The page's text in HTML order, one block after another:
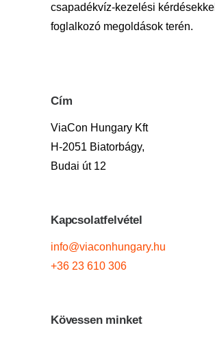
csapadékvíz-kezelési kérdésekkel
foglalkozó megoldások terén.
Cím
ViaCon Hungary Kft
H-2051 Biatorbágy,
Budai út 12
Kapcsolatfelvétel
info@viaconhungary.hu
+36 23 610 306
Kövessen minket